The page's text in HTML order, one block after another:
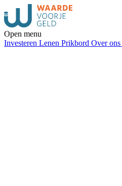
Open menu
Investeren Lenen Prikbord Over ons